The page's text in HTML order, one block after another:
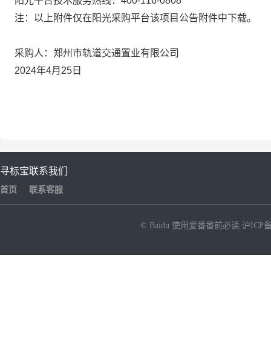
注：以上附件仅在阳光采购平台该项目公告附件中下载。
采购人： 郑州市轨道交通置业有限公司
2024年4月 25 日
寻标宝
首页
联系我们
联系客服
© Baidu 使用爱番番前必读 沪ICP